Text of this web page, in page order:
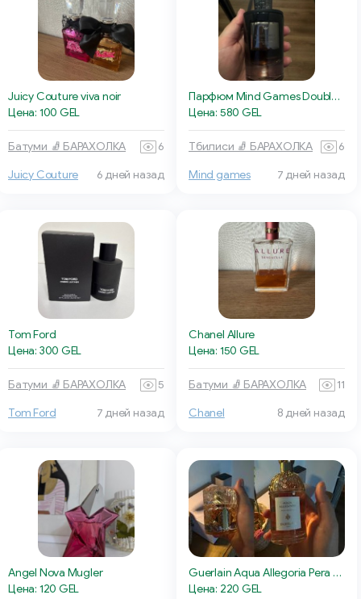
Juicy Couture viva noir
Цена: 100 GEL
Батуми 🧦 БАРАХОЛКА 6
Juicy Couture 6 дней назад
Парфюм Mind Games Double Attack
Цена: 580 GEL
Тбилиси 🧦 БАРАХОЛКА 6
Mind games 7 дней назад
Tom Ford
Цена: 300 GEL
Батуми 🧦 БАРАХОЛКА 5
Tom Ford 7 дней назад
Chanel Allure
Цена: 150 GEL
Батуми 🧦 БАРАХОЛКА 11
Chanel 8 дней назад
Angel Nova Mugler
Цена: 120 GEL
Guerlain Aqua Allegoria Pera Granita
Цена: 220 GEL